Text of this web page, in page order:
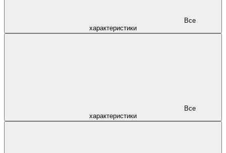
характеристики
характеристики